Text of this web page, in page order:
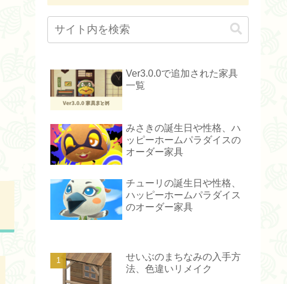
Ver3.0.0で追加された家具
一覧
みさきの誕生日や性格、ハ
ッピーホームパラダイスの
オーダー家具
チューリの誕生日や性格、
ハッピーホームパラダイス
のオーダー家具
せいぶのまちなみの入手方
法、色違いリメイク